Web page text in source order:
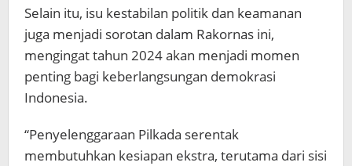
Selain itu, isu kestabilan politik dan keamanan
juga menjadi sorotan dalam Rakornas ini,
mengingat tahun 2024 akan menjadi momen
penting bagi keberlangsungan demokrasi
Indonesia.
“Penyelenggaraan Pilkada serentak
membutuhkan kesiapan ekstra, terutama dari sisi